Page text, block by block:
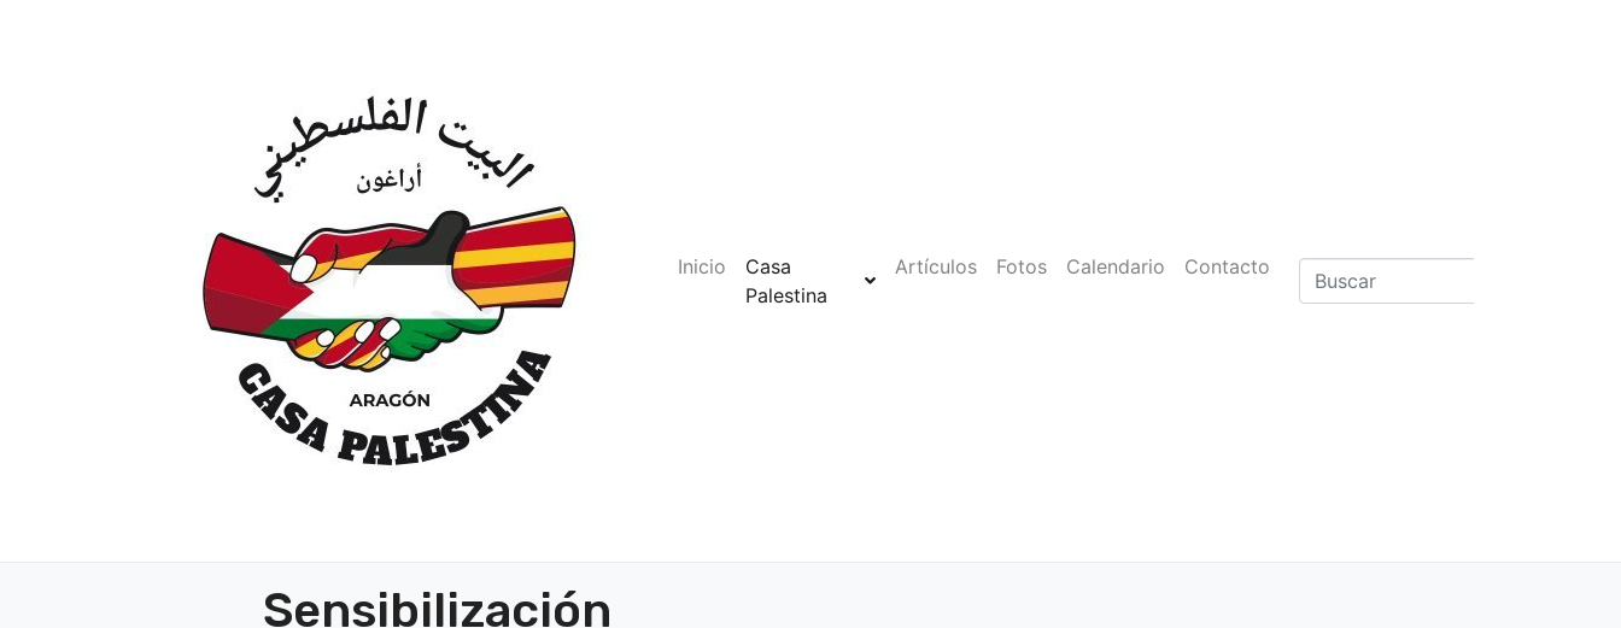
Inicio
Casa
Palestina
Artículos Fotos Calendario Contacto
Sensibilización